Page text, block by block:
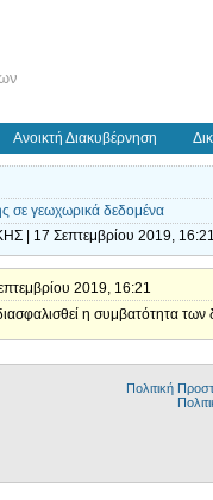
Ανοικτή Διακυβέρνηση
γεωχωρικά δεδομένα
| 17 Σεπτεμβρίου 2019,
2019, 16:21
η συμβατότητα των
Πολιτική